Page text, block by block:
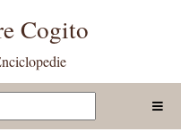
Cogito